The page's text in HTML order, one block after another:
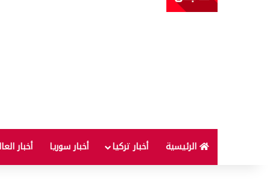
الرئيسية أخبار تركيا أخبار سوريا أخبار